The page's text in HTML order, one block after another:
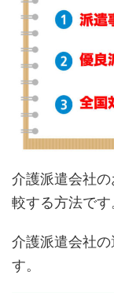
介護派遣会社
較する方法です
介護派遣会社
す。